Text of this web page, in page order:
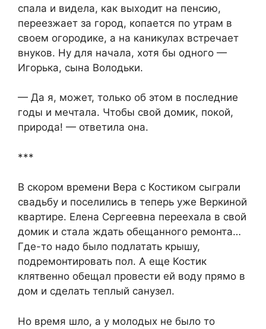
спала и видела, как выходит на пенсию,
переезжает за город, копается по утрам в
своем огородике, а на каникулах встречает
внуков. Ну для начала, хотя бы одного —
Игорька, сына Володьки.
— Да я, может, только об этом в последние
годы и мечтала. Чтобы свой домик, покой,
природа! — ответила она.
***
В скором времени Вера с Костиком сыграли
свадьбу и поселились в теперь уже Веркиной
квартире. Елена Сергеевна переехала в свой
домик и стала ждать обещанного ремонта…
Где-то надо было подлатать крышу,
подремонтировать пол. А еще Костик
клятвенно обещал провести ей воду прямо в
дом и сделать теплый санузел.
Но время шло, а у молодых не было то